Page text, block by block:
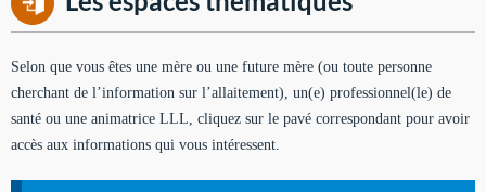
Selon que vous êtes une mère ou une future mère (ou toute personne
cherchant de l’information sur l’allaitement), un(e) professionnel(le) de
santé ou une animatrice LLL, cliquez sur le pavé correspondant pour avoir
accès aux informations qui vous intéressent.